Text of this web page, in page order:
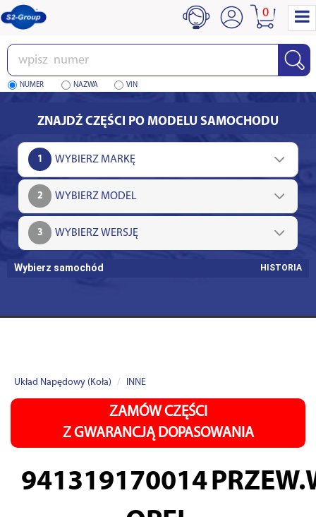
Wpisz
numer
NUMER NAZWA VIN
0
ZNAJDŹ CZĘŚCI PO MODELU SAMOCHODU
1
2
3
Wybierz samochód HISTORIA
Układ Napędowy (Koła) INNE
ZAMÓW CZĘŚCI
Z GWARANCJĄ DOPASOWANIA
941319170014